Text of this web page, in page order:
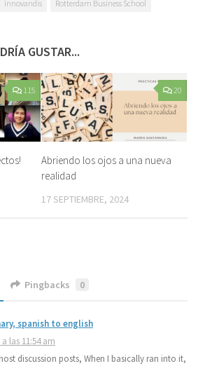
innovandis Rotterdam Business School
GUSTAR...
115 20
Abriendo los ojos a una nueva
realidad
17 SEPTIEMBRE, 2024
Pingbacks 0
spanish to english
las 11:54 am
discussion posts, When I basically ran into it,